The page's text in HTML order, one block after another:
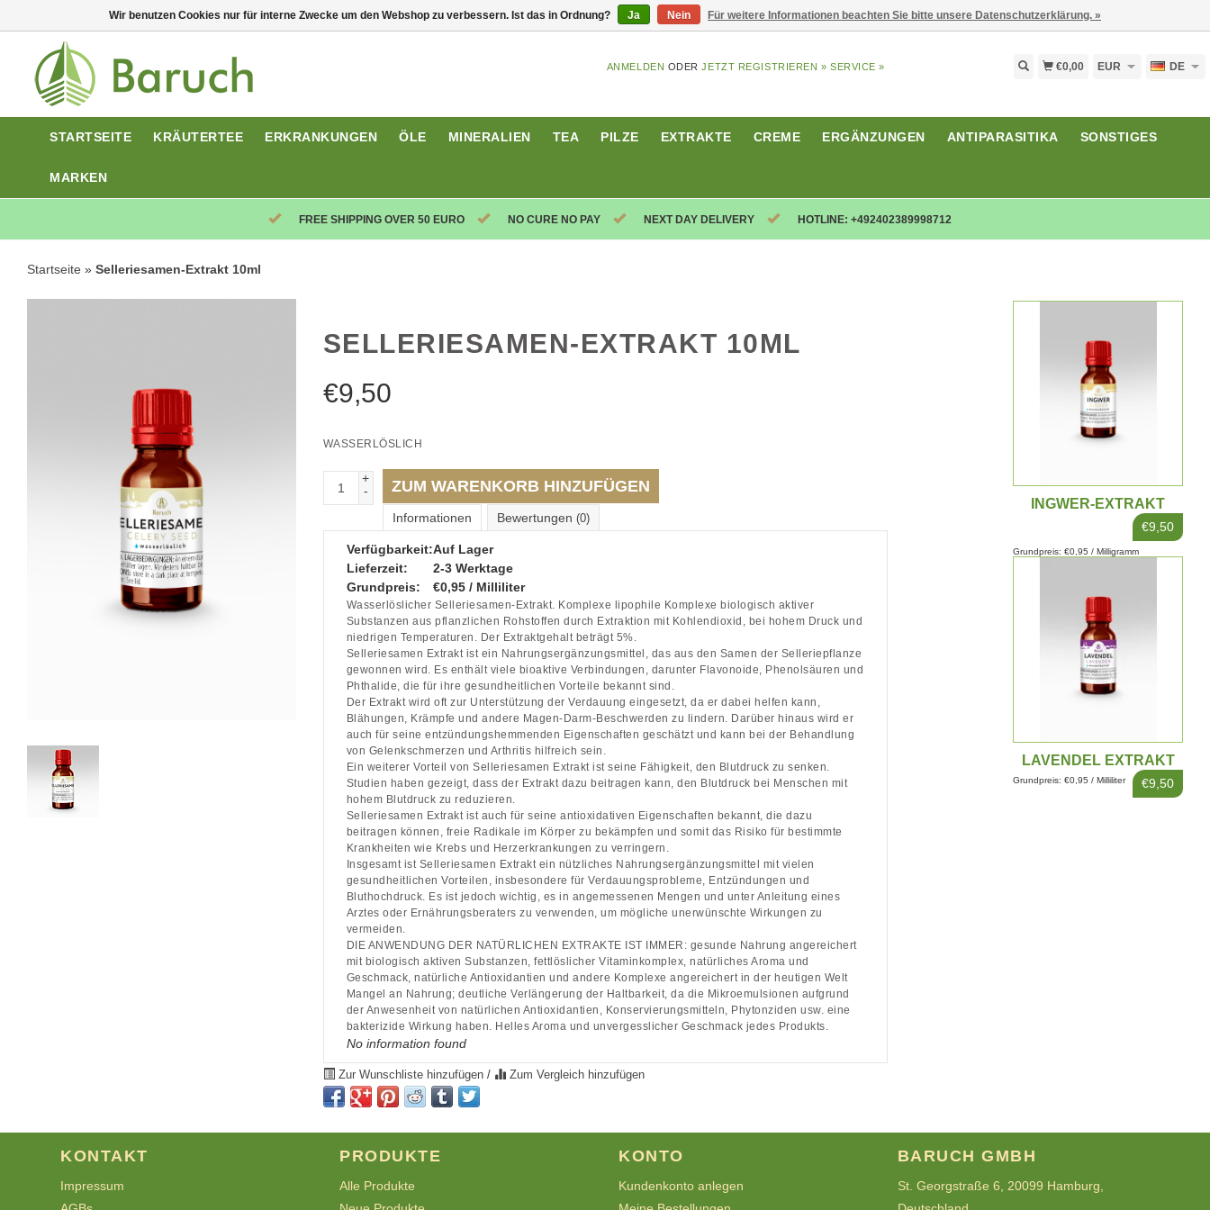
ANMELDEN ODERJETZT REGISTRIEREN » SERVICE » €0,00 EUR DE
STARTSEITE KRÄUTERTEE ERKRANKUNGEN ÖLE MINERALIEN TEA PILZE EXTRAKTE CREME ERGÄNZUNGEN ANTIPARASITIKA SONSTIGES
MARKEN
FREE SHIPPING OVER 50 EURO NO CURE NO PAY NEXT DAY DELIVERY HOTLINE: +492402389998712
Startseite » Selleriesamen-Extrakt 10ml
SELLERIESAMEN-EXTRAKT 10ML
€9,50
WASSERLÖSLICH
+
-
ZUM WARENKORB HINZUFÜGEN
Informationen Bewertungen (0)
Verfügbarkeit:Auf Lager
Lieferzeit:
2-3 Werktage
Grundpreis:
€0,95 / Milliliter
Wasserlöslicher Selleriesamen-Extrakt. Komplexe lipophile Komplexe biologisch aktiver
Substanzen aus pflanzlichen Rohstoffen durch Extraktion mit Kohlendioxid, bei hohem Druck und
niedrigen Temperaturen. Der Extraktgehalt beträgt 5%.
Selleriesamen Extrakt ist ein Nahrungsergänzungsmittel, das aus den Samen der Selleriepflanze
gewonnen wird. Es enthält viele bioaktive Verbindungen, darunter Flavonoide, Phenolsäuren und
Phthalide, die für ihre gesundheitlichen Vorteile bekannt sind.
Der Extrakt wird oft zur Unterstützung der Verdauung eingesetzt, da er dabei helfen kann,
Blähungen, Krämpfe und andere Magen-Darm-Beschwerden zu lindern. Darüber hinaus wird er
auch für seine entzündungshemmenden Eigenschaften geschätzt und kann bei der Behandlung
von Gelenkschmerzen und Arthritis hilfreich sein.
Ein weiterer Vorteil von Selleriesamen Extrakt ist seine Fähigkeit, den Blutdruck zu senken.
Studien haben gezeigt, dass der Extrakt dazu beitragen kann, den Blutdruck bei Menschen mit
hohem Blutdruck zu reduzieren.
Selleriesamen Extrakt ist auch für seine antioxidativen Eigenschaften bekannt, die dazu
beitragen können, freie Radikale im Körper zu bekämpfen und somit das Risiko für bestimmte
Krankheiten wie Krebs und Herzerkrankungen zu verringern.
Insgesamt ist Selleriesamen Extrakt ein nützliches Nahrungsergänzungsmittel mit vielen
gesundheitlichen Vorteilen, insbesondere für Verdauungsprobleme, Entzündungen und
Bluthochdruck. Es ist jedoch wichtig, es in angemessenen Mengen und unter Anleitung eines
Arztes oder Ernährungsberaters zu verwenden, um mögliche unerwünschte Wirkungen zu
vermeiden.
DIE ANWENDUNG DER NATÜRLICHEN EXTRAKTE IST IMMER: gesunde Nahrung angereichert
mit biologisch aktiven Substanzen, fettlöslicher Vitaminkomplex, natürliches Aroma und
Geschmack, natürliche Antioxidantien und andere Komplexe angereichert in der heutigen Welt
Mangel an Nahrung; deutliche Verlängerung der Haltbarkeit, da die Mikroemulsionen aufgrund
der Anwesenheit von natürlichen Antioxidantien, Konservierungsmitteln, Phytonziden usw. eine
bakterizide Wirkung haben. Helles Aroma und unvergesslicher Geschmack jedes Produkts.
No information found
Zur Wunschliste hinzufügen / Zum Vergleich hinzufügen
INGWER-EXTRAKT
€9,50
Grundpreis: €0,95 / Milligramm
LAVENDEL EXTRAKT
10ML
€9,50
Grundpreis: €0,95 / Milliliter
KONTAKT
Impressum
PRODUKTE
Alle Produkte
KONTO
Kundenkonto anlegen
BARUCH GMBH
St. Georgstraße 6, 20099 Hamburg,
Wir benutzen Cookies nur für interne Zwecke um den Webshop zu verbessern. Ist das in Ordnung? Ja Nein Für weitere Informationen beachten Sie bitte unsere Datenschutzerklärung. »